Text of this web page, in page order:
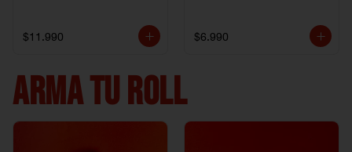
$11.990 $6.990
ARMA TU ROLL